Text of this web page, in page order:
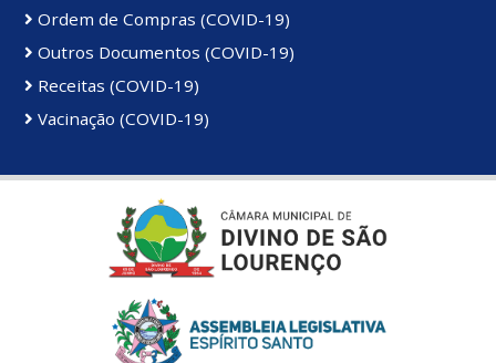
Ordem de Compras (COVID-19)
Outros Documentos (COVID-19)
Receitas (COVID-19)
Vacinação (COVID-19)